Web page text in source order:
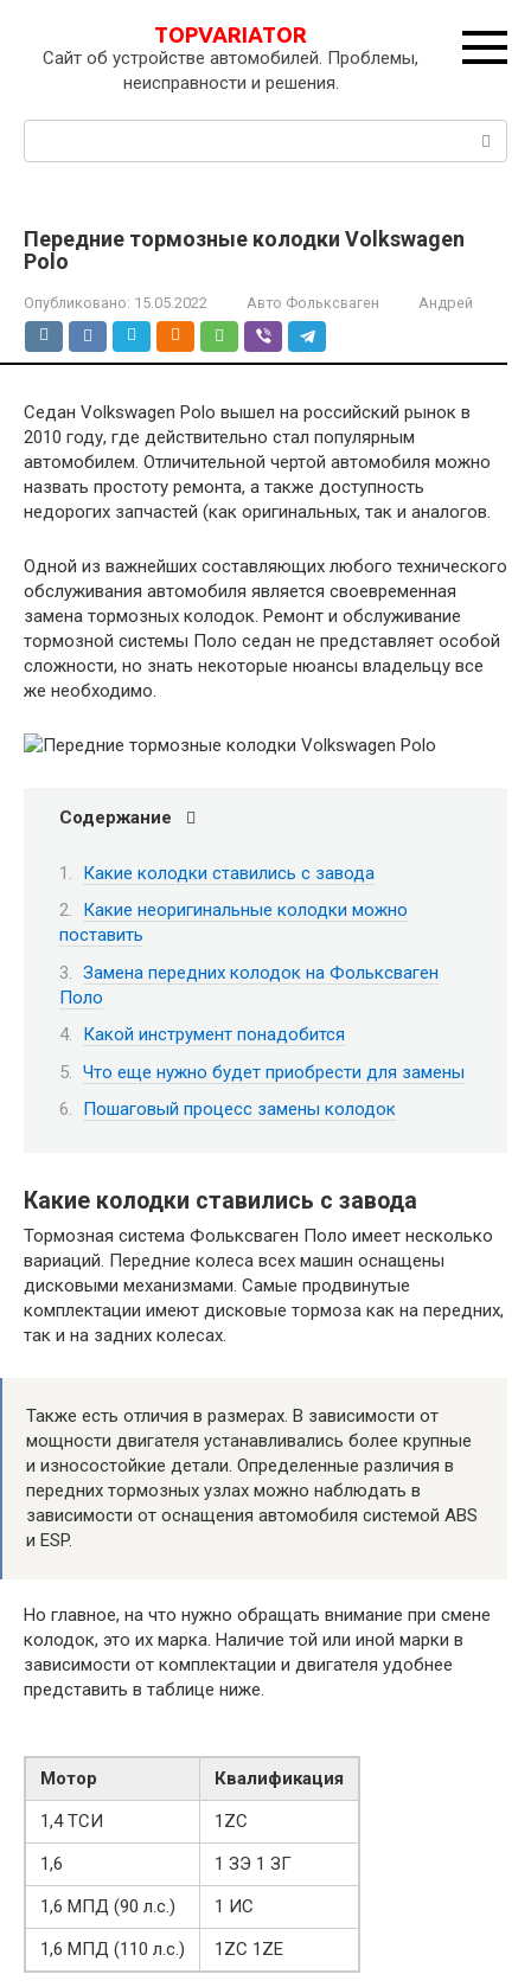
контенту
TOPVARIATOR
Сайт об устройстве автомобилей. Проблемы,
неисправности и решения.
Поиск:
Передние тормозные колодки Volkswagen
Polo
Опубликовано: 15.05.2022 Авто Фольксваген Андрей
Седан Volkswagen Polo вышел на российский рынок в
2010 году, где действительно стал популярным
автомобилем. Отличительной чертой автомобиля можно
назвать простоту ремонта, а также доступность
недорогих запчастей (как оригинальных, так и аналогов.
Одной из важнейших составляющих любого технического
обслуживания автомобиля является своевременная
замена тормозных колодок. Ремонт и обслуживание
тормозной системы Поло седан не представляет особой
сложности, но знать некоторые нюансы владельцу все
же необходимо.
Содержание
Какие колодки ставились с завода
Какие неоригинальные колодки можно
поставить
Замена передних колодок на Фольксваген
Поло
Какой инструмент понадобится
Что еще нужно будет приобрести для замены
Пошаговый процесс замены колодок
Какие колодки ставились с завода
Тормозная система Фольксваген Поло имеет несколько
вариаций. Передние колеса всех машин оснащены
дисковыми механизмами. Самые продвинутые
комплектации имеют дисковые тормоза как на передних,
так и на задних колесах.
Также есть отличия в размерах. В зависимости от
мощности двигателя устанавливались более крупные
и износостойкие детали. Определенные различия в
передних тормозных узлах можно наблюдать в
зависимости от оснащения автомобиля системой ABS
и ESP.
Но главное, на что нужно обращать внимание при смене
колодок, это их марка. Наличие той или иной марки в
зависимости от комплектации и двигателя удобнее
представить в таблице ниже.
Мотор
Квалификация
1,4 ТСИ
1ZC
1,6
1 ЗЭ 1 ЗГ
1,6 МПД (90 л.с.)
1 ИС
1,6 МПД (110 л.с.)
1ZC 1ZE